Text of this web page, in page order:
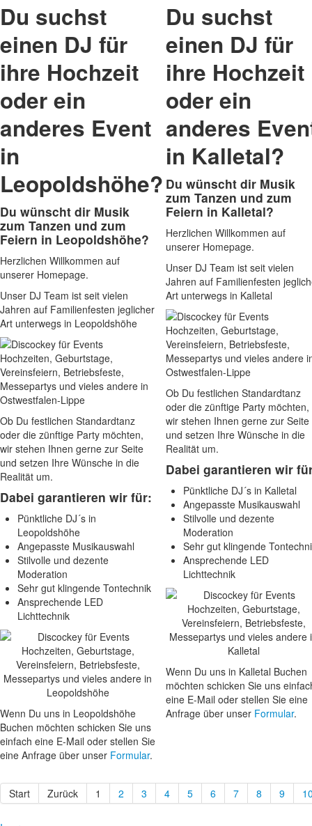
Du suchst
einen DJ für
ihre Hochzeit
oder ein
anderes Event
in
Leopoldshöhe?
Du wünscht dir Musik
zum Tanzen und zum
Feiern in Leopoldshöhe?
Herzlichen Willkommen auf
unserer Homepage.
Unser DJ Team ist seit vielen
Jahren auf Familienfesten jeglicher
Art unterwegs in Leopoldshöhe
Ob Du festlichen Standardtanz
oder die zünftige Party möchten,
wir stehen Ihnen gerne zur Seite
und setzen Ihre Wünsche in die
Realität um.
Dabei garantieren wir für:
Pünktliche DJ´s in
Leopoldshöhe
Angepasste Musikauswahl
Stilvolle und dezente
Moderation
Sehr gut klingende Tontechnik
Ansprechende LED
Lichttechnik
Wenn Du uns in Leopoldshöhe
Buchen möchten schicken Sie uns
einfach eine E-Mail oder stellen Sie
eine Anfrage über unser Formular.
Du suchst
einen DJ für
ihre Hochzeit
oder ein
anderes
in Kalletal?
Du wünscht dir Musik
zum Tanzen und zum
Feiern in Kalletal?
Herzlichen Willkommen auf
unserer Homepage.
Unser DJ Team ist seit vielen
Jahren auf Familienfesten
Art unterwegs in Kalletal
Ob Du festlichen Standardtanz
oder die zünftige Party möchten,
wir stehen Ihnen gerne zur Seite
und setzen Ihre Wünsche in die
Realität um.
Dabei garantieren wir
Pünktliche DJ´s in Kalletal
Angepasste Musikauswahl
Stilvolle und dezente
Moderation
Sehr gut klingende
Ansprechende LED
Lichttechnik
Wenn Du uns in Kalletal Buchen
möchten schicken Sie uns
eine E-Mail oder stellen Sie eine
Anfrage über unser Formular.
Start Zurück 1 2 3 4 5 6 7 8 9